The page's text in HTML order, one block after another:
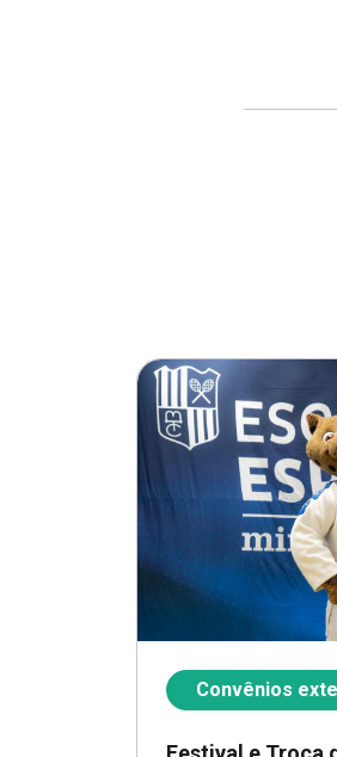
Convênios
Festival e Troca